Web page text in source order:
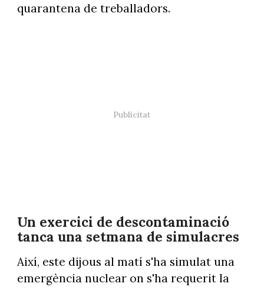
quarantena de treballadors.
Un exercici de descontaminació
tanca una setmana de simulacres
Així, este dijous al matí s'ha simulat una
emergència nuclear on s'ha requerit la